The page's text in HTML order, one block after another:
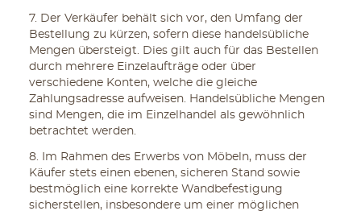
7. Der Verkäufer behält sich vor, den Umfang der
Bestellung zu kürzen, sofern diese handelsübliche
Mengen übersteigt. Dies gilt auch für das Bestellen
durch mehrere Einzelaufträge oder über
verschiedene Konten, welche die gleiche
Zahlungsadresse aufweisen. Handelsübliche Mengen
sind Mengen, die im Einzelhandel als gewöhnlich
betrachtet werden.
8. Im Rahmen des Erwerbs von Möbeln, muss der
Käufer stets einen ebenen, sicheren Stand sowie
bestmöglich eine korrekte Wandbefestigung
sicherstellen, insbesondere um einer möglichen